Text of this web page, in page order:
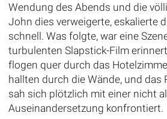
Wendung des Abends und die
John dies verweigerte, eskalierte
schnell. Was folgte, war eine
turbulenten Slapstick-Film
flogen quer durch das
hallten durch die Wände, und das
sah sich plötzlich mit einer nicht
Auseinandersetzung konfrontiert.